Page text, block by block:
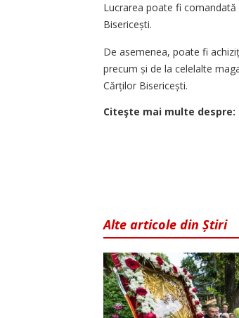
Lucrarea poate fi
Biseri­cești.
De asemenea, poate fi
precum și de la celelalte
Cărților Bisericești.
Citeşte mai multe despre:
Alte articole din Știri